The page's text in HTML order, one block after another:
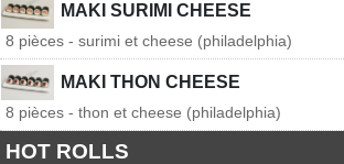
MAKI SURIMI CHEESE
8 pièces - surimi et cheese (philadelphia)
MAKI THON CHEESE
8 pièces - thon et cheese (philadelphia)
HOT ROLLS